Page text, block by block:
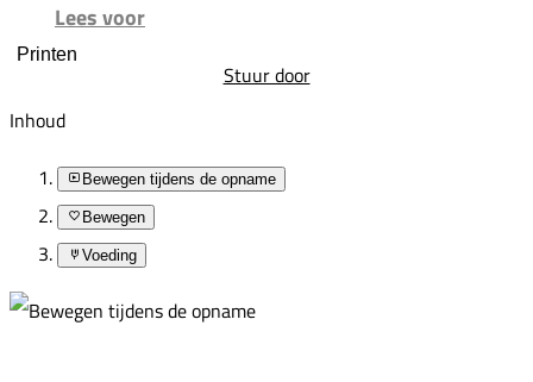
Lees voor
Printen
Stuur door
Inhoud
Bewegen tijdens de opname
Bewegen
Voeding